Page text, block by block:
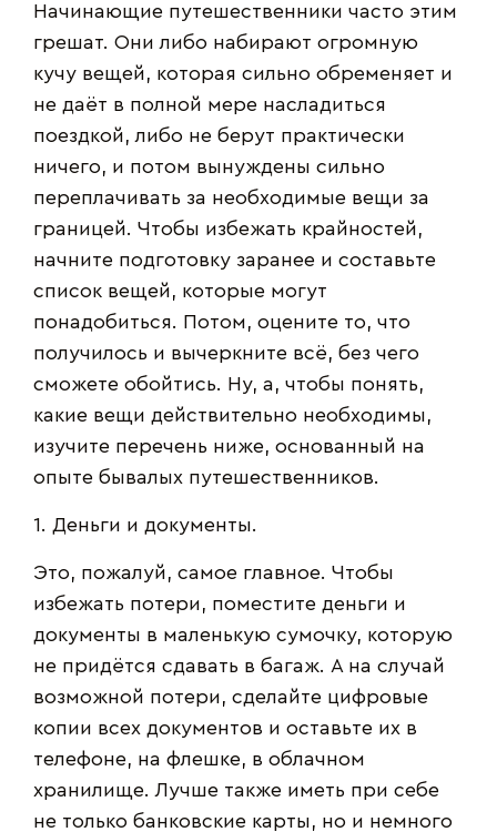
Начинающие путешественники часто этим
грешат. Они либо набирают огромную
кучу вещей, которая сильно обременяет и
не даёт в полной мере насладиться
поездкой, либо не берут практически
ничего, и потом вынуждены сильно
переплачивать за необходимые вещи за
границей. Чтобы избежать крайностей,
начните подготовку заранее и составьте
список вещей, которые могут
понадобиться. Потом, оцените то, что
получилось и вычеркните всё, без чего
сможете обойтись. Ну, а, чтобы понять,
какие вещи действительно необходимы,
изучите перечень ниже, основанный на
опыте бывалых путешественников.
1. Деньги и документы.
Это, пожалуй, самое главное. Чтобы
избежать потери, поместите деньги и
документы в маленькую сумочку, которую
не придётся сдавать в багаж. А на случай
возможной потери, сделайте цифровые
копии всех документов и оставьте их в
телефоне, на флешке, в облачном
хранилище. Лучше также иметь при себе
не только банковские карты, но и немного